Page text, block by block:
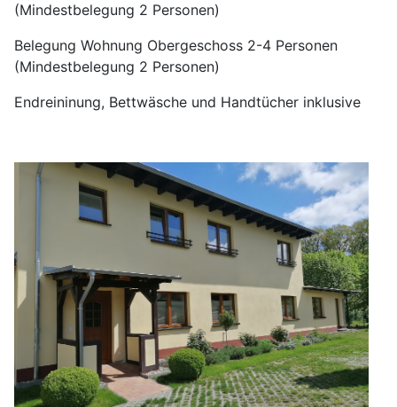
(Mindestbelegung 2 Personen)
Belegung Wohnung Obergeschoss 2-4 Personen
(Mindestbelegung 2 Personen)
Endreininung, Bettwäsche und Handtücher inklusive